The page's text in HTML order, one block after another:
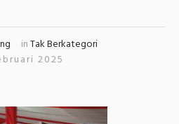
inTak Berkategori
2025